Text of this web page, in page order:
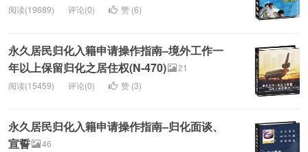
阅读(19689)
评论(0) 赞 (6)
永久居民归化入籍申请操作指南–境外工作一
年以上保留归化之居住权(N-470)
21
阅读(15459)
评论(0) 赞 (3)
永久居民归化入籍申请操作指南–归化面谈、
宣誓
46